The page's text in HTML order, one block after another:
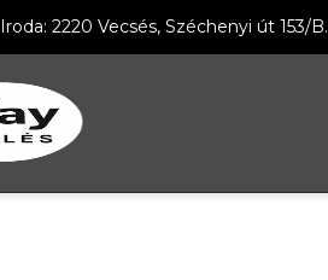
Iroda: 2220 Vecsés, Széchenyi út 153/B.